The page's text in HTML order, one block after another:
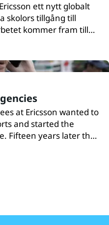
ett nytt globalt
skolors tillgång till
kommer fram till
var i världen
till det långsiktiga
till internet.
at Ericsson wanted to
and started the
Fifteen years later the
157 employees from
volunteers in